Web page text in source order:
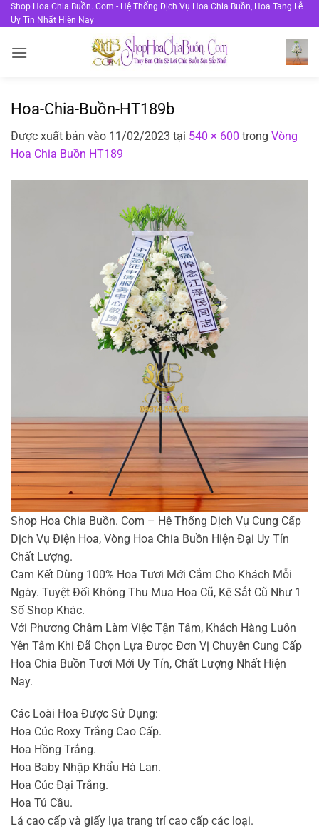
Bỏ
qua
dung
Shop Hoa Chia Buồn. Com - Hệ Thống Dịch Vụ Hoa Chia Buồn, Hoa Tang Lễ
Uy Tín Nhất Hiện Nay
Hoa-Chia-Buồn-HT189b
Được xuất bản vào 11/02/2023 tại 540 × 600 trong Vòng
Hoa Chia Buồn HT189
Shop Hoa Chia Buồn. Com – Hệ Thống Dịch Vụ Cung Cấp
Dịch Vụ Điện Hoa, Vòng Hoa Chia Buồn Hiện Đại Uy Tín
Chất Lượng.
Cam Kết Dùng 100% Hoa Tươi Mới Cắm Cho Khách Mỗi
Ngày. Tuyệt Đối Không Thu Mua Hoa Cũ, Kệ Sắt Cũ Như 1
Số Shop Khác.
Với Phương Châm Làm Việc Tận Tâm, Khách Hàng Luôn
Yên Tâm Khi Đã Chọn Lựa Được Đơn Vị Chuyên Cung Cấp
Hoa Chia Buồn Tươi Mới Uy Tín, Chất Lượng Nhất Hiện
Nay.
Các Loài Hoa Được Sử Dụng:
Hoa Cúc Roxy Trắng Cao Cấp.
Hoa Hồng Trắng.
Hoa Baby Nhập Khẩu Hà Lan.
Hoa Cúc Đại Trắng.
Hoa Tú Cầu.
Lá cao cấp và giấy lụa trang trí cao cấp các loại.